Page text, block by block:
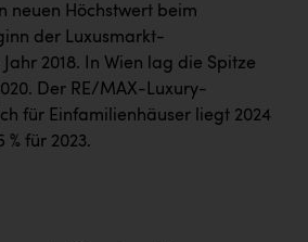
neuen Höchstwert beim
der Luxusmarkt-
2018. In Wien lag die Spitze
Der RE/MAX-Luxury-
für Einfamilienhäuser liegt 2024
% für 2023.